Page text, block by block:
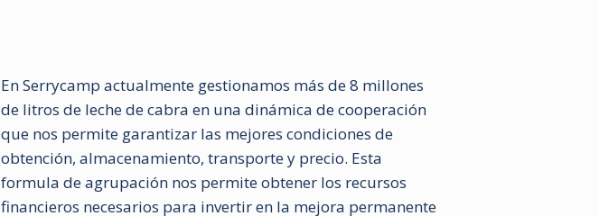
En Serrycamp actualmente gestionamos más de 8 millones
de litros de leche de cabra en una dinámica de cooperación
que nos permite garantizar las mejores condiciones de
obtención, almacenamiento, transporte y precio. Esta
formula de agrupación nos permite obtener los recursos
financieros necesarios para invertir en la mejora permanente